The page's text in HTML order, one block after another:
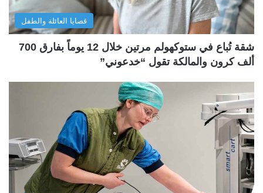
قضايا العائلة والطفل
شقة تُباع في ستوكهولم مرتين خلال 12 يوماً بفارق 700
ألف كرون والمالكة تقول “خدعوني”